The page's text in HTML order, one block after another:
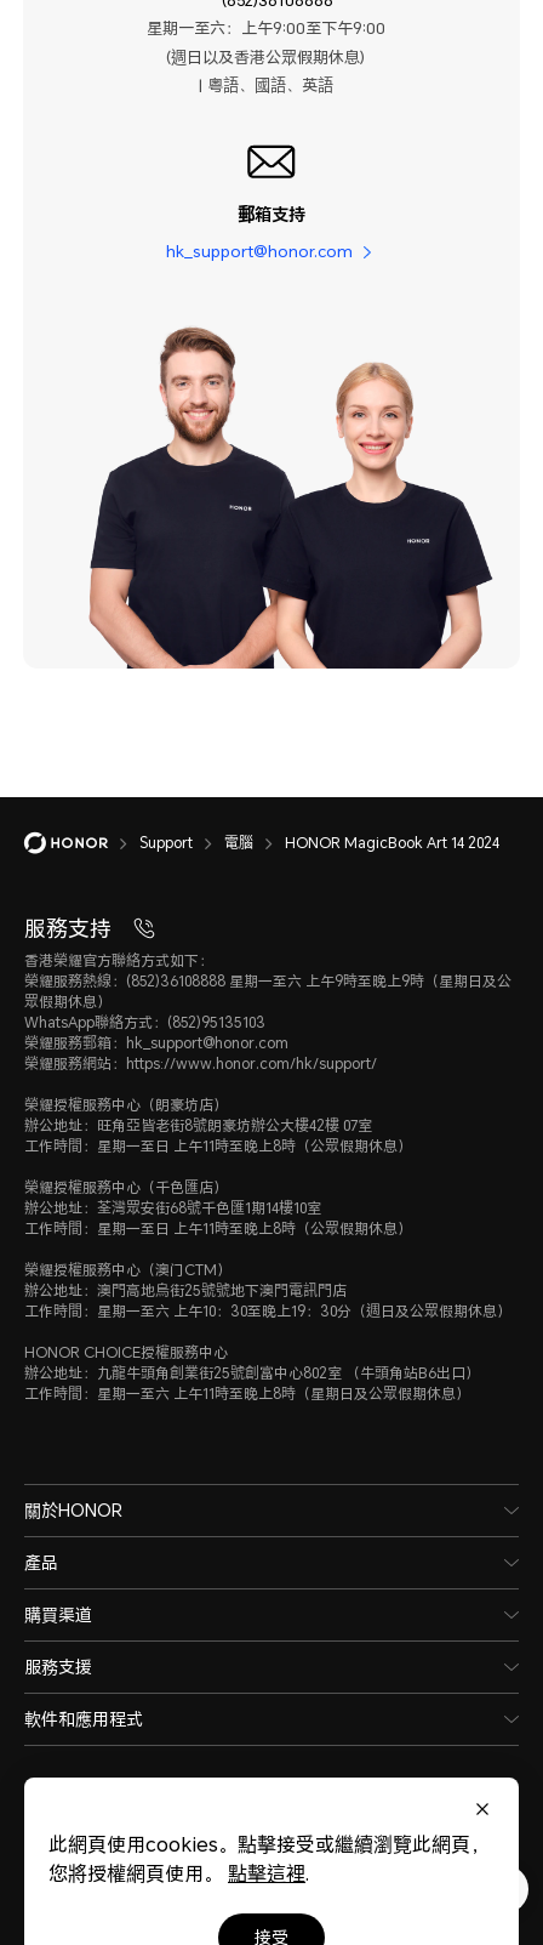
星期一至六：上午9:00至下午9:00
(週日以及香港公眾假期休息)
| 粤語、國語、英語
郵箱支持
hk_support@honor.com
Support 電腦 HONOR MagicBook Art 14 2024
服務支持
香港榮耀官方聯絡方式如下：
榮耀服務熱線：(852)36108888 星期一至六 上午9時至晚上9時（星期日及公
眾假期休息）
WhatsApp聯絡方式：(852)95135103
榮耀服務郵箱：hk_support@honor.com
榮耀服務網站：https://www.honor.com/hk/support/
榮耀授權服務中心（朗豪坊店）
辦公地址：旺角亞皆老街8號朗豪坊辦公大樓42樓 07室
工作時間：星期一至日 上午11時至晚上8時（公眾假期休息）
榮耀授權服務中心（千色匯店）
辦公地址：荃灣眾安街68號千色匯1期14樓10室
工作時間：星期一至日 上午11時至晚上8時（公眾假期休息）
榮耀授權服務中心（澳门CTM）
辦公地址：澳門高地烏街25號號地下澳門電訊門店
工作時間：星期一至六 上午10：30至晚上19：30分（週日及公眾假期休息）
HONOR CHOICE授權服務中心
辦公地址：九龍牛頭角創業街25號創富中心802室 （牛頭角站B6出口）
工作時間：星期一至六 上午11時至晚上8時（星期日及公眾假期休息）
關於HONOR
產品
購買渠道
服務支援
軟件和應用程式
Hong Kong, China (繁體中文)
此網頁使用cookies。點擊接受或繼續瀏覽此網頁，
您將授權網頁使用。 點擊這裡.
接受